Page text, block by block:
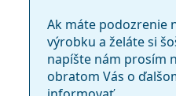
Ak máte podozrenie
výrobku a želáte si
napíšte nám prosím
obratom Vás o